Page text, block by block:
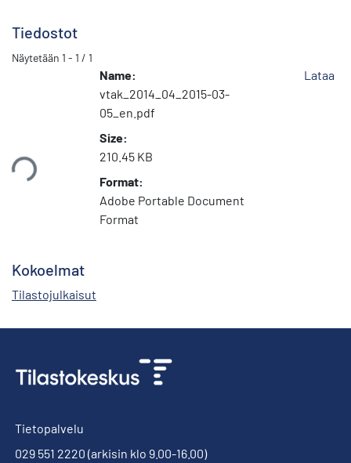
Tiedostot
Näytetään 1 - 1 / 1
Name:
vtak_2014_04_2015-03-
05_en.pdf
Size:
210.45 KB
Format:
Adobe Portable Document
Format
Lataa
Kokoelmat
Tilastojulkaisut
Tietopalvelu
029 551 2220 (arkisin klo 9.00-16.00)